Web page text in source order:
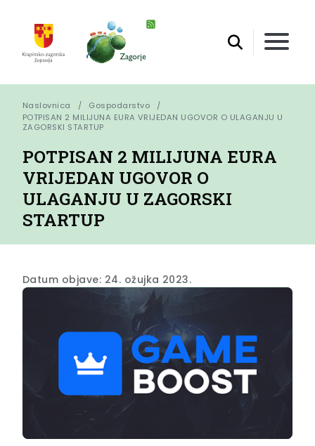
Naslovnica
Gospodarstvo
POTPISAN 2 MILIJUNA EURA VRIJEDAN UGOVOR O ULAGANJU U
ZAGORSKI STARTUP
POTPISAN 2 MILIJUNA EURA
VRIJEDAN UGOVOR O
ULAGANJU U ZAGORSKI
STARTUP
Datum objave: 24. ožujka 2023.